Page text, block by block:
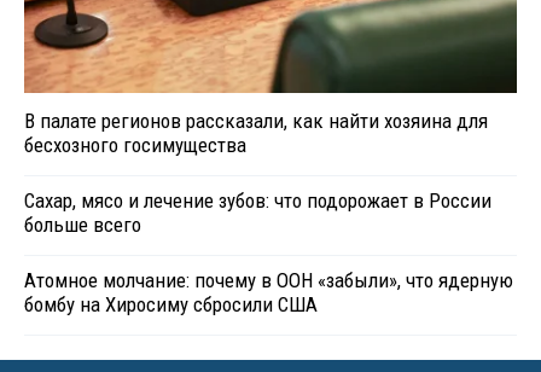
В палате регионов рассказали, как найти хозяина для
бесхозного госимущества
Сахар, мясо и лечение зубов: что подорожает в России
больше всего
Атомное молчание: почему в ООН «забыли», что ядерную
бомбу на Хиросиму сбросили США